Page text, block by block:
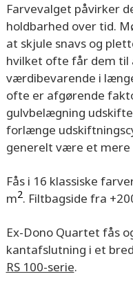
Farvevalget påvirker
holdbarhed over tid.
at skjule snavs og
hvilket ofte får dem til
værdibevarende i
ofte er afgørende
gulvbelægning
forlænge
generelt være et
Fås i 16 klassiske
m2. Filtbagside fra
Ex-Dono Quartet fås
kantafslutning i et
RS 100-serie.